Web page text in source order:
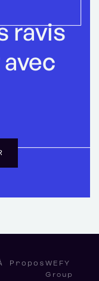
ravis
Propos WEFY
Group